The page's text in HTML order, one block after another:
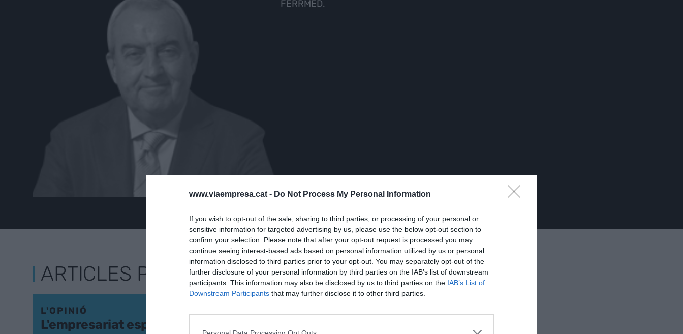
www.viaempresa.cat - Do Not Process My Personal Information
If you wish to opt-out of the sale, sharing to third parties, or processing of your personal or
sensitive information for targeted advertising by us, please use the below opt-out section to
confirm your selection. Please note that after your opt-out request is processed you may
continue seeing interest-based ads based on personal information utilized by us or personal
information disclosed to third parties prior to your opt-out. You may separately opt-out of the
further disclosure of your personal information by third parties on the IAB’s list of downstream
participants. This information may also be disclosed by us to third parties on the IAB’s List of
Downstream Participants that may further disclose it to other third parties.
FERRMED.
ARTICLES PUBLICATS
L'OPINIÓ
L'empresariat espanyol clama per la